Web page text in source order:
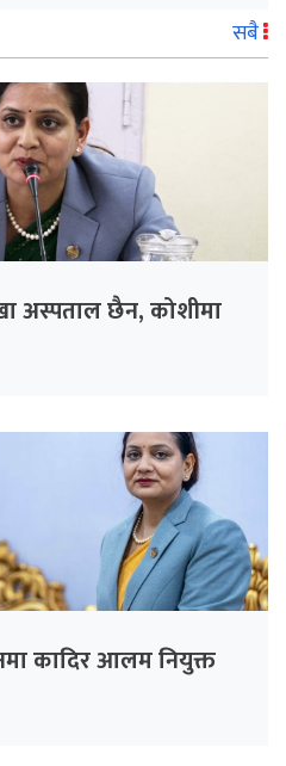
सबै
अस्पताल छैन, कोशीमा
कादिर आलम नियुक्त